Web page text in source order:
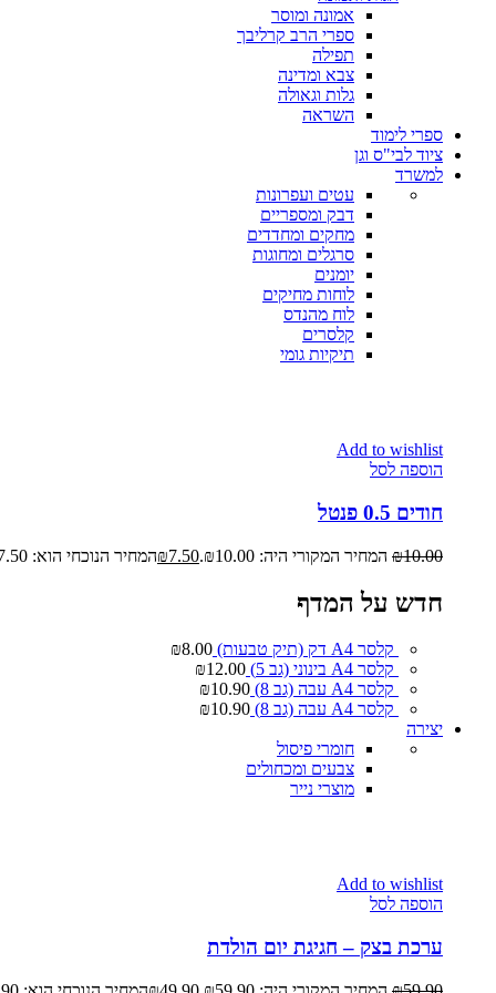
אמונה ומוסר
ספרי הרב קרליבך
תפילה
צבא ומדינה
גלות וגאולה
השראה
ספרי לימוד
ציוד לבי"ס וגן
למשרד
עטים ועפרונות
דבק ומספריים
מחקים ומחדדים
סרגלים ומחוגות
יומנים
לוחות מחיקים
לוח מהנדס
קלסרים
תיקיות גומי
Add to wishlist
הוספה לסל
חודים 0.5 פנטל
₪10.00 המחיר המקורי היה: ₪10.00. ₪7.50 המחיר הנוכחי הוא: ₪7.50.
חדש על המדף
קלסר A4 דק (תיק טבעות) ₪8.00
קלסר A4 בינוני (גב 5)
₪12.00
קלסר A4 עבה (גב 8)
₪10.90
קלסר A4 עבה (גב 8)
₪10.90
יצירה
חומרי פיסול
צבעים ומכחולים
מוצרי נייר
Add to wishlist
הוספה לסל
ערכת בצק – חגיגת יום הולדת